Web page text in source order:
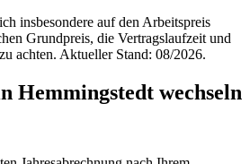
insbesondere auf den Arbeitspreis
Grundpreis, die Vertragslaufzeit und
achten. Aktueller Stand: 08/2026.
Hemmingstedt wechseln